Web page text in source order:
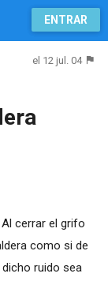
ENTRAR
el 12 jul. 04
cerrar el grifo
como si de
ruido sea